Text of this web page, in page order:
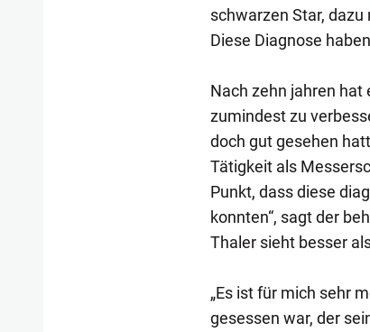
schwarzen Star,
Diese Diagnose
Nach zehn jahren hat
zumindest zu
doch gut gesehen
Tätigkeit als
Punkt, dass diese
konnten“, sagt der
Thaler sieht besser
„Es ist für mich sehr
gesessen war, der